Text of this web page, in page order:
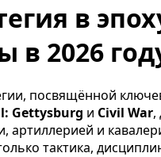
в
в 2026
посвящённой
Gettysburg и Civil War,
артиллерией и
тактика,